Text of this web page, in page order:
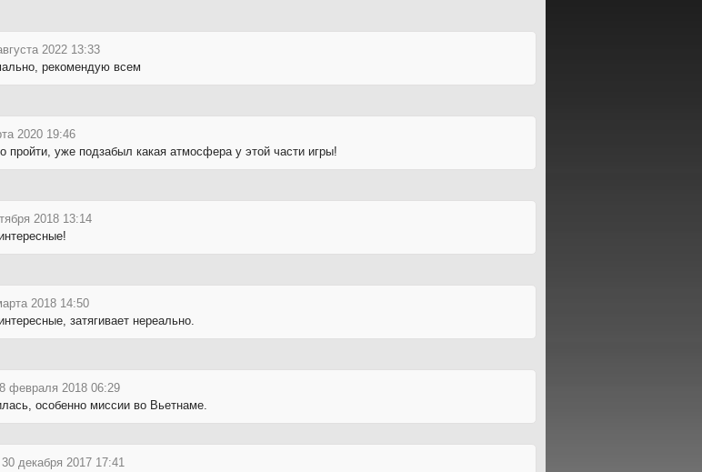
2022 13:33
рекомендую всем
2020 19:46
пройти, уже подзабыл какая атмосфера у этой части игры!
2018 13:14
2018 14:50
затягивает нереально.
февраля 2018 06:29
особенно миссии во Вьетнаме.
30 декабря 2017 17:41